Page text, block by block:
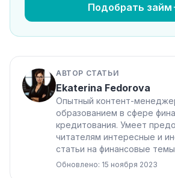
Подобрать займ
АВТОР СТАТЬИ
Ekaterina Fedorova
Опытный контент-
образованием в сфере
кредитования. Умеет
читателям интересные и
статьи на финансовые
Обновлено: 15 ноября 2023